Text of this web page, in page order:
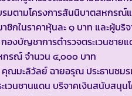
มตามโครงการสันนิบาตสหกรณ์
ชิกในราคาหุ้นละ ๑ บาท และผู้บ
องบัญชาการตำรวจตระเวนชาย
รณ์ จำนวน ๔,๐๐๐ บาท
ณมะลิวัลย์ ฉายอรุณ ประธานชม
เวนชานแดน บริจาคเงินสนับสนุ